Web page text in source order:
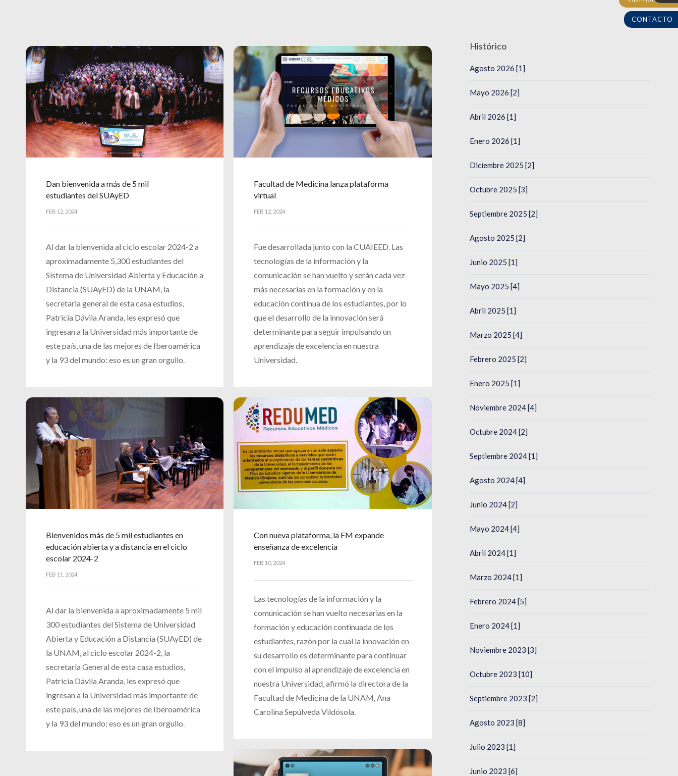
Dan bienvenida a más de 5 mil
estudiantes del SUAyED
FEB 12, 2024
Al dar la bienvenida al ciclo escolar 2024-2 a
aproximadamente 5,300 estudiantes del
Sistema de Universidad Abierta y Educación a
Distancia (SUAyED) de la UNAM, la
secretaria general de esta casa estudios,
Patricia Dávila Aranda, les expresó que
ingresan a la Universidad más importante de
este país, una de las mejores de Iberoamérica
y la 93 del mundo: eso es un gran orgullo.
Facultad de Medicina lanza plataforma
virtual
FEB 12, 2024
Fue desarrollada junto con la CUAIEED. Las
tecnologías de la información y la
comunicación se han vuelto y serán cada vez
más necesarias en la formación y en la
educación continua de los estudiantes, por lo
que el desarrollo de la innovación será
determinante para seguir impulsando un
aprendizaje de excelencia en nuestra
Universidad.
Bienvenidos más de 5 mil estudiantes en
educación abierta y a distancia en el ciclo
escolar 2024-2
FEB 11, 2024
Al dar la bienvenida a aproximadamente 5 mil
300 estudiantes del Sistema de Universidad
Abierta y Educación a Distancia (SUAyED) de
la UNAM, al ciclo escolar 2024-2, la
secretaria General de esta casa estudios,
Patricia Dávila Aranda, les expresó que
ingresan a la Universidad más importante de
este país, una de las mejores de Iberoamérica
y la 93 del mundo; eso es un gran orgullo.
Con nueva plataforma, la FM expande
enseñanza de excelencia
FEB 10, 2024
Las tecnologías de la información y la
comunicación se han vuelto necesarias en la
formación y educación continuada de los
estudiantes, razón por la cual la innovación en
su desarrollo es determinante para continuar
con el impulso al aprendizaje de excelencia en
nuestra Universidad, afirmó la directora de la
Facultad de Medicina de la UNAM, Ana
Carolina Sepúlveda Vildósola.
Histórico
Agosto 2026 [1]
Mayo 2026 [2]
Abril 2026 [1]
Enero 2026 [1]
Diciembre 2025 [2]
Octubre 2025 [3]
Septiembre 2025 [2]
Agosto 2025 [2]
Junio 2025 [1]
Mayo 2025 [4]
Abril 2025 [1]
Marzo 2025 [4]
Febrero 2025 [2]
Enero 2025 [1]
Noviembre 2024 [4]
Octubre 2024 [2]
Septiembre 2024 [1]
Agosto 2024 [4]
Junio 2024 [2]
Mayo 2024 [4]
Abril 2024 [1]
Marzo 2024 [1]
Febrero 2024 [5]
Enero 2024 [1]
Noviembre 2023 [3]
Octubre 2023 [10]
Septiembre 2023 [2]
Agosto 2023 [8]
Julio 2023 [1]
Junio 2023 [6]
CONTACTO